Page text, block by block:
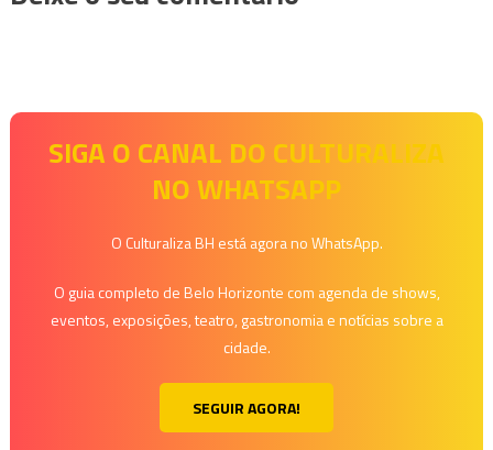
SIGA O CANAL DO CULTURALIZA
NO WHATSAPP
O Culturaliza BH está agora no WhatsApp.
O guia completo de Belo Horizonte com agenda de shows,
eventos, exposições, teatro, gastronomia e notícias sobre a
cidade.
SEGUIR AGORA!